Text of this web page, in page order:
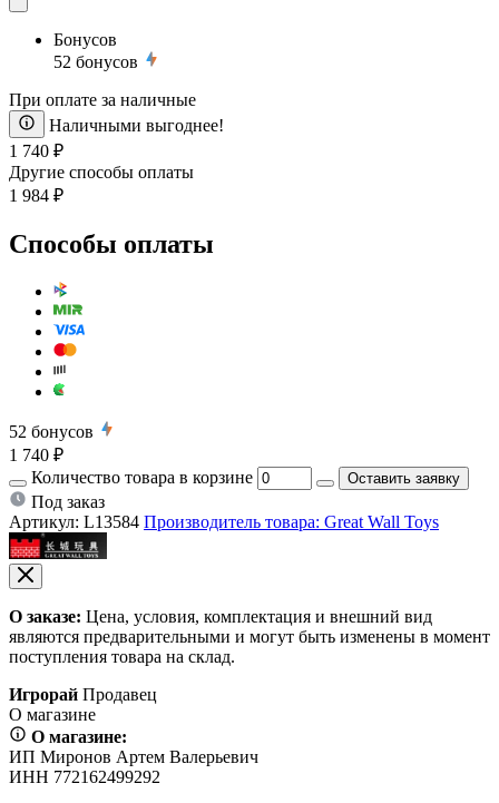
Бонусов
52 бонусов
При оплате за наличные
Наличными выгоднее!
1 740 ₽
Другие способы оплаты
1 984 ₽
Способы оплаты
52 бонусов
1 740 ₽
Количество товара в корзине
Оставить заявку
Под заказ
Артикул: L13584 Производитель товара: Great Wall Toys
О заказе: Цена, условия, комплектация и внешний вид
являются предварительными и могут быть изменены в момент
поступления товара на склад.
Игрорай Продавец
О магазине
О магазине:
ИП Миронов Артем Валерьевич
ИНН 772162499292